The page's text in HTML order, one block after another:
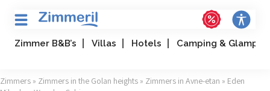
Zimmer B&B’s Villas Hotels Camping &
Zimmers » Zimmers in the Golan heights » Zimmers in Avne-etan » Eden